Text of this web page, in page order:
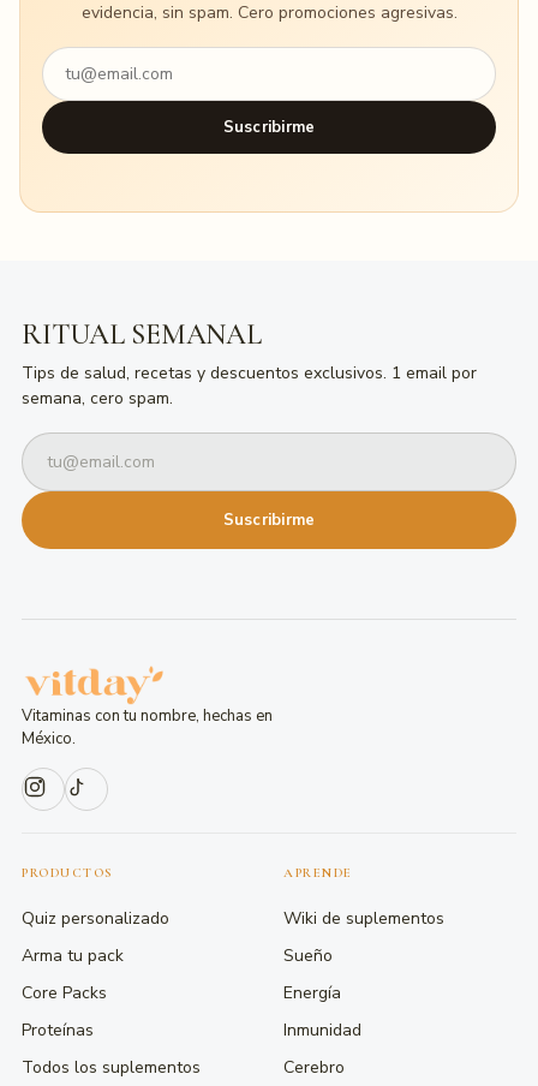
evidencia, sin spam. Cero promociones agresivas.
Suscribirme
RITUAL SEMANAL
Tips de salud, recetas y descuentos exclusivos. 1 email por
semana, cero spam.
Suscribirme
Vitaminas con tu nombre, hechas en
México.
PRODUCTOS
Quiz personalizado
Arma tu pack
Core Packs
Proteínas
Todos los suplementos
APRENDE
Wiki de suplementos
Sueño
Energía
Inmunidad
Cerebro